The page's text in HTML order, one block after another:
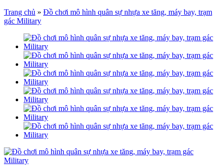
Trang chủ » Đồ chơi mô hình quân sự nhựa xe tăng, máy bay, trạm
gác Military